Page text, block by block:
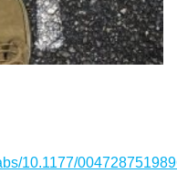
10.1177/